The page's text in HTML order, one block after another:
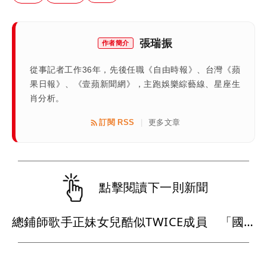
作者簡介 張瑞振
從事記者工作36年，先後任職《自由時報》、台灣《蘋
果日報》、《壹蘋新聞網》，主跑娛樂綜藝線、星座生
肖分析。
訂閱 RSS 更多文章
點擊閱讀下一則新聞
總鋪師歌手正妹女兒酷似TWICE成員 「國民岳父」被追殺一個月食譜曝光